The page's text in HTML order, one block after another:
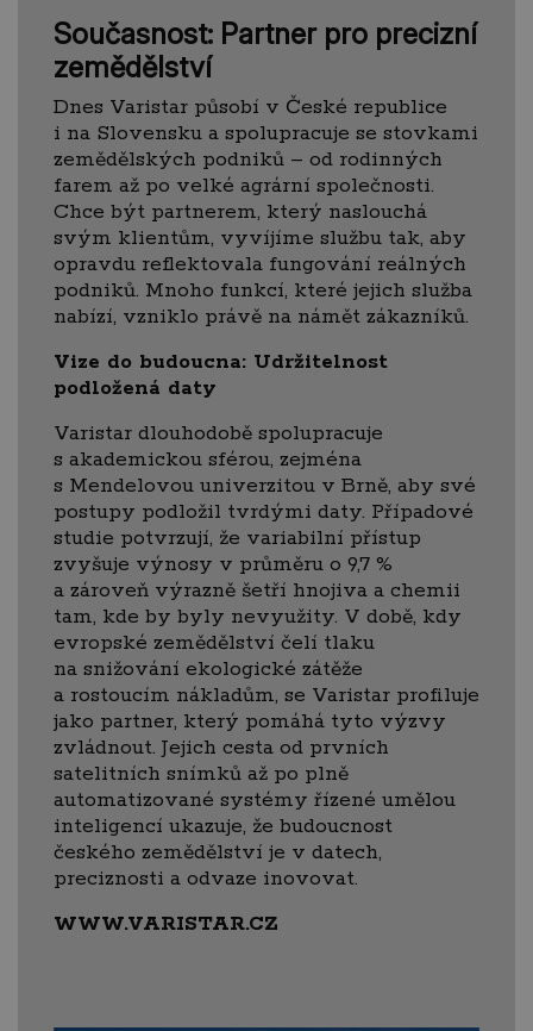
Současnost: Partner pro precizní
zemědělství
Dnes Varistar působí v České republice
i na Slovensku a spolupracuje se stovkami
zemědělských podniků – od rodinných
farem až po velké agrární společnosti.
Chce být partnerem, který naslouchá
svým klientům, vyvíjíme službu tak, aby
opravdu reflektovala fungování reálných
podniků. Mnoho funkcí, které jejich služba
nabízí, vzniklo právě na námět zákazníků.
Vize do budoucna: Udržitelnost
podložená daty
Varistar dlouhodobě spolupracuje
s akademickou sférou, zejména
s Mendelovou univerzitou v Brně, aby své
postupy podložil tvrdými daty. Případové
studie potvrzují, že variabilní přístup
zvyšuje výnosy v průměru o 9,7 %
a zároveň výrazně šetří hnojiva a chemii
tam, kde by byly nevyužity. V době, kdy
evropské zemědělství čelí tlaku
na snižování ekologické zátěže
a rostoucím nákladům, se Varistar profiluje
jako partner, který pomáhá tyto výzvy
zvládnout. Jejich cesta od prvních
satelitních snímků až po plně
automatizované systémy řízené umělou
inteligencí ukazuje, že budoucnost
českého zemědělství je v datech,
preciznosti a odvaze inovovat.
WWW.VARISTAR.CZ